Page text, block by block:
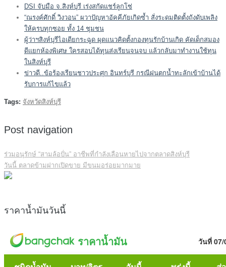
DSI จับมือ จ.สิงห์บุรี เร่งสกัดแชร์ลูกโซ่
“ณรงค์ศักดิ์ วิงวอน” ผวาปัญหาอัคคีภัยเกิดซ้ำ สั่งระดมติดตั้งถังดับเพลิง
ให้ครบทุกซอย ทั้ง 14 ชุมชน
ผู้ว่าฯสิงห์บุรีไอเดียกระฉูด ผุดแนวคิดตั้งกองทุนรักบ้านเกิด คัดเด็กสมอง
ดีแยกห้องพิเศษ ใครสอบได้ทุนส่งเรียนจนจบ แล้วกลับมาทำงานใช้ทุน
ในสิงห์บุรี
ข่าวดี..ข้อร้องเรียนชาวประศุก อินทร์บุรี กรณีฝนตกน้ำทะลักเข้าบ้านได้
รับการแก้ไขแล้ว
Tags: จังหวัดสิงห์บุรี
Post navigation
ร่วมอนุรักษ์ “สามล้อปั่น” อาชีพที่กำลังเลือนหายไปจากตลาดสิงห์บุรี
วันนี้ ตลาดข้ามฝากเปิดขาย มีขนมอร่อยมากมาย
ราคาน้ำมันวันนี้